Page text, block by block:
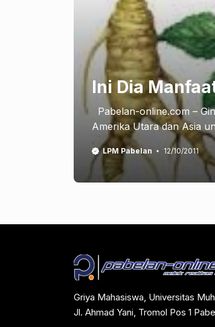
Ini Dia
Pabelan-online.com –
Amerika Utara dan Asia
LPM Pabelan 12/10/2011
Griya Mahasiswa, Universitas
Jl. Ahmad Yani, Tromol Pos 1